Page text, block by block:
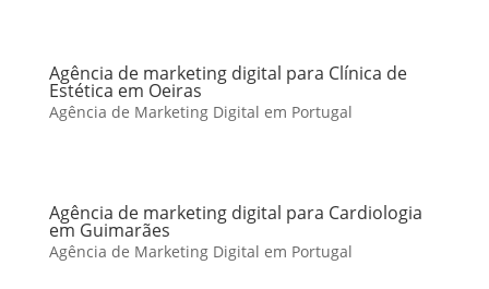
Agência de marketing digital para Clínica de
Estética em Oeiras
Agência de Marketing Digital em Portugal
Agência de marketing digital para Cardiologia
em Guimarães
Agência de Marketing Digital em Portugal